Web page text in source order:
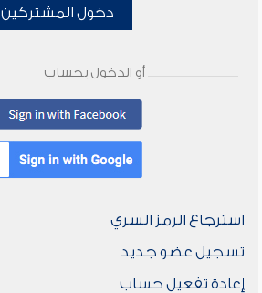
دخول المشتركين
أو الدخول بحساب
استرجاع الرمز السري
تسجيل عضو جديد
إعادة تفعيل حساب